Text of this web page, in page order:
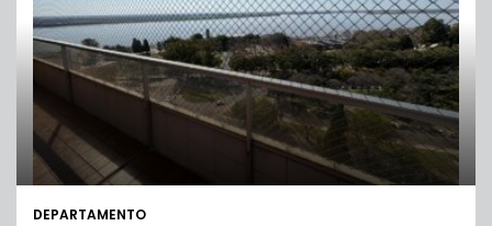
DEPARTAMENTO